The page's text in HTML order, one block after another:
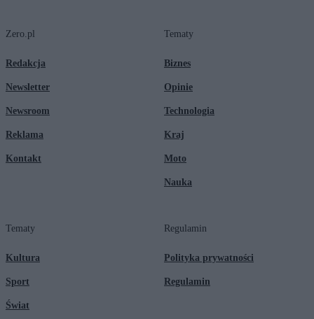
Zero.pl
Redakcja
Newsletter
Newsroom
Reklama
Kontakt
Tematy
Biznes
Opinie
Technologia
Kraj
Moto
Nauka
Tematy
Kultura
Sport
Świat
Regulamin
Polityka prywatności
Regulamin